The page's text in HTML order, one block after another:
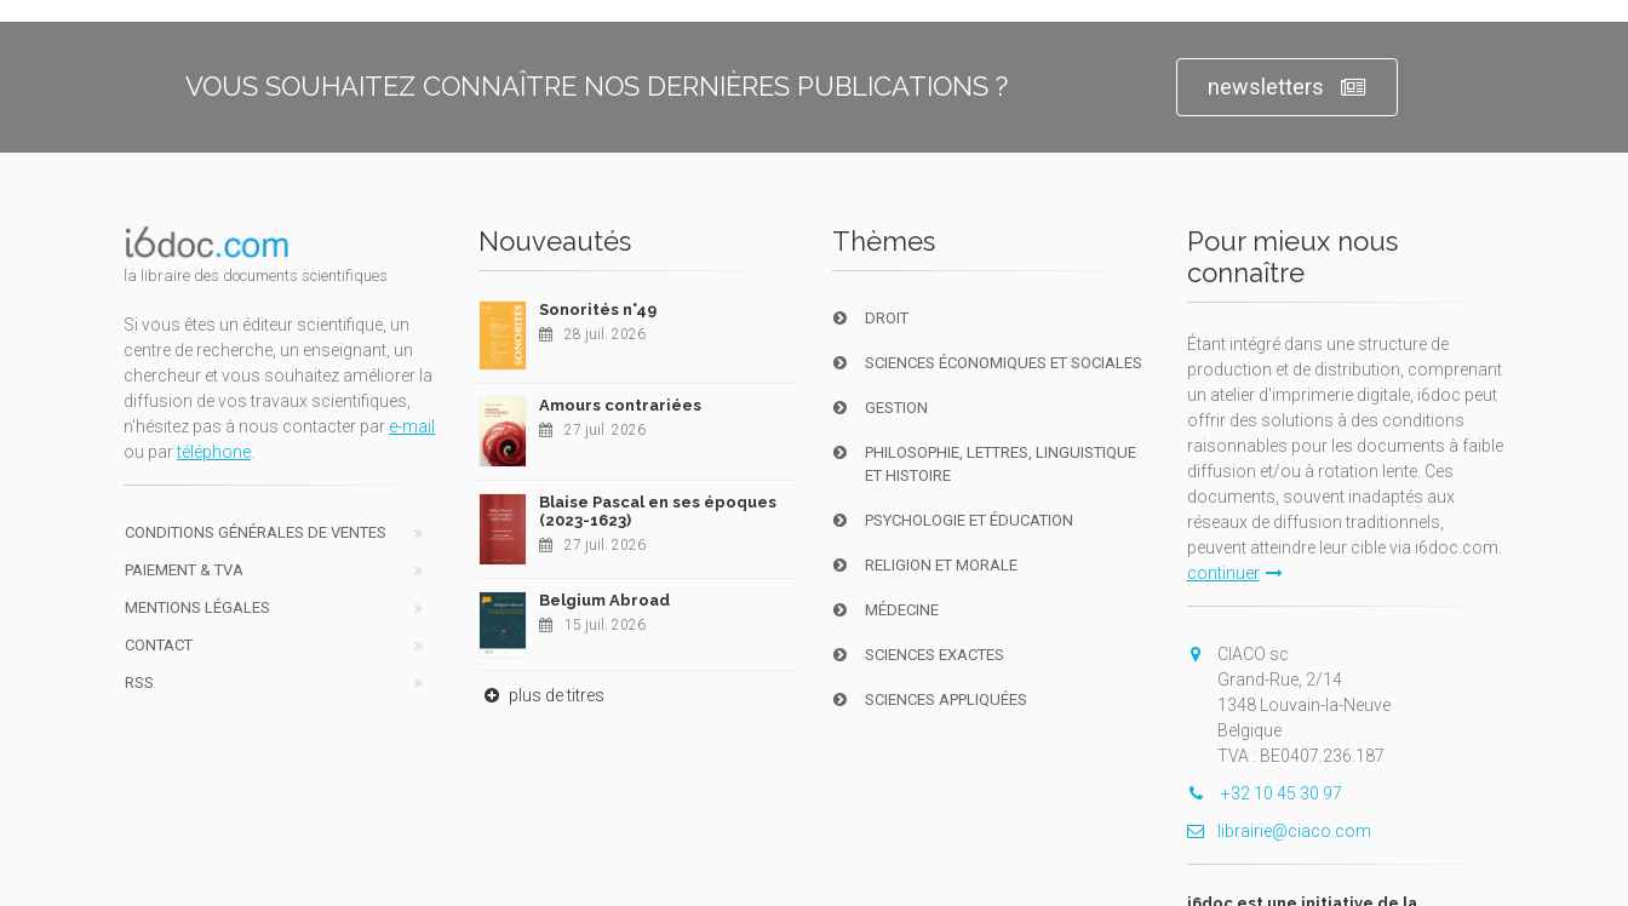
VOUS SOUHAITEZ CONNAÎTRE NOS DERNIÈRES PUBLICATIONS ? newsletters
la libraire des documents scientifiques
Si vous êtes un éditeur scientifique, un
centre de recherche, un enseignant, un
chercheur et vous souhaitez améliorer la
diffusion de vos travaux scientifiques,
n'hésitez pas à nous contacter par e-mail
ou partéléphone.
CONDITIONS GÉNÉRALES DE VENTES
PAIEMENT & TVA
MENTIONS LÉGALES
CONTACT
RSS
Nouveautés
Sonorités n°49
28 juil. 2026
Amours contrariées
27 juil. 2026
Blaise Pascal en ses époques
(2023-1623)
27 juil. 2026
Belgium Abroad
15 juil. 2026
plus de titres
Thèmes
DROIT
SCIENCES ÉCONOMIQUES ET SOCIALES
GESTION
PHILOSOPHIE, LETTRES, LINGUISTIQUE
ET HISTOIRE
PSYCHOLOGIE ET ÉDUCATION
RELIGION ET MORALE
MÉDECINE
SCIENCES EXACTES
SCIENCES APPLIQUÉES
Pour mieux nous
connaître
Étant intégré dans une structure de
production et de distribution, comprenant
un atelier d'imprimerie digitale, i6doc peut
offrir des solutions à des conditions
raisonnables pour les documents à faible
diffusion et/ou à rotation lente. Ces
documents, souvent inadaptés aux
réseaux de diffusion traditionnels,
peuvent atteindre leur cible via i6doc.com.
continuer
CIACO sc
Grand-Rue, 2/14
1348 Louvain-la-Neuve
Belgique
TVA : BE0407.236.187
+32 10 45 30 97
librairie@ciaco.com